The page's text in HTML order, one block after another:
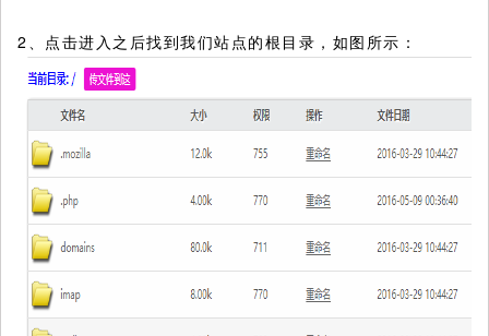
2、点击进入之后找到我们站点的根目录，如图所示：